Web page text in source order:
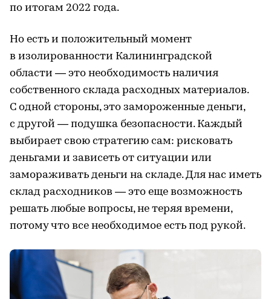
по итогам 2022 года.
Но есть и положительный момент
в изолированности Калининградской
области — это необходимость наличия
собственного склада расходных материалов.
С одной стороны, это замороженные деньги,
с другой — подушка безопасности. Каждый
выбирает свою стратегию сам: рисковать
деньгами и зависеть от ситуации или
замораживать деньги на складе. Для нас иметь
склад расходников — это еще возможность
решать любые вопросы, не теряя времени,
потому что все необходимое есть под рукой.